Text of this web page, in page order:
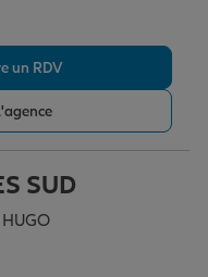
un RDV
SUD